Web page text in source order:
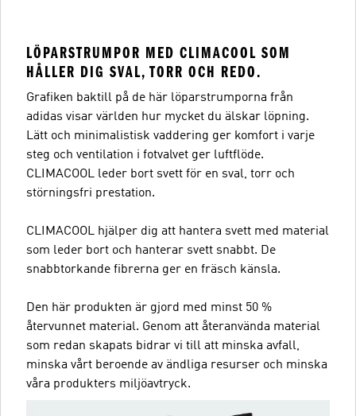
LÖPARSTRUMPOR MED CLIMACOOL SOM
HÅLLER DIG SVAL, TORR OCH REDO.
Grafiken baktill på de här löparstrumporna från
adidas visar världen hur mycket du älskar löpning.
Lätt och minimalistisk vaddering ger komfort i varje
steg och ventilation i fotvalvet ger luftflöde.
CLIMACOOL leder bort svett för en sval, torr och
störningsfri prestation.
CLIMACOOL hjälper dig att hantera svett med material
som leder bort och hanterar svett snabbt. De
snabbtorkande fibrerna ger en fräsch känsla.
Den här produkten är gjord med minst 50 %
återvunnet material. Genom att återanvända material
som redan skapats bidrar vi till att minska avfall,
minska vårt beroende av ändliga resurser och minska
våra produkters miljöavtryck.